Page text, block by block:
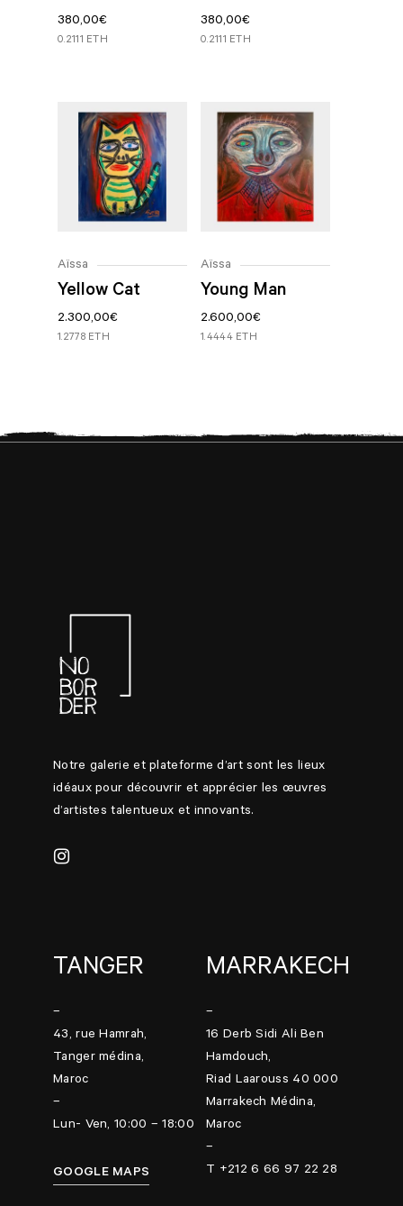
380,00€
0.2111 ETH
380,00€
0.2111 ETH
Aïssa
Yellow Cat
2.300,00€
1.2778 ETH
Aïssa
Young Man
2.600,00€
1.4444 ETH
Notre galerie et plateforme d’art sont les lieux
idéaux pour découvrir et apprécier les œuvres
d’artistes talentueux et innovants.
TANGER
–
43, rue Hamrah,
Tanger médina,
Maroc
–
Lun- Ven, 10:00 – 18:00
GOOGLE MAPS
MARRAKECH
–
16 Derb Sidi Ali Ben
Hamdouch,
Riad Laarouss 40 000
Marrakech Médina,
Maroc
–
T +212 6 66 97 22 28